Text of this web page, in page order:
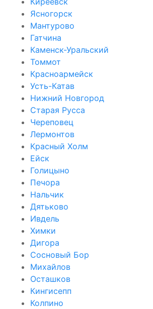
Ясногорск
Мантурово
Гатчина
Каменск-Уральский
Томмот
Красноармейск
Усть-Катав
Нижний Новгород
Старая Русса
Череповец
Лермонтов
Красный Холм
Ейск
Голицыно
Печора
Нальчик
Дятьково
Ивдель
Химки
Дигора
Сосновый Бор
Михайлов
Осташков
Кингисепп
Колпино